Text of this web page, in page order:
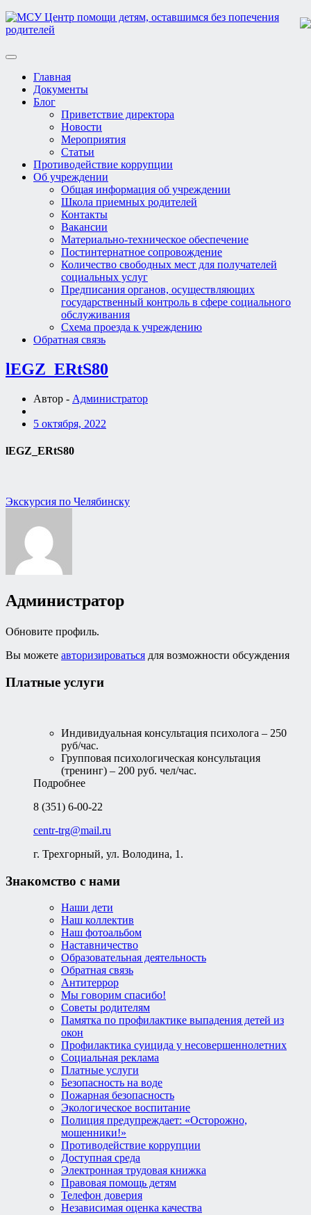
Toggle
navigationГлавная
Документы
Блог
Приветствие директора
Новости
Мероприятия
Статьи
Противодействие коррупции
Об учреждении
Общая информация об учреждении
Школа приемных родителей
Контакты
Вакансии
Материально-техническое обеспечение
Постинтернатное сопровождение
Количество свободных мест для получателей
социальных услуг
Предписания органов, осуществляющих
государственный контроль в сфере социального
обслуживания
Схема проезда к учреждению
Обратная связь
lEGZ_ERtS80
Автор - Администратор
5 октября, 2022
lEGZ_ERtS80
Навигация
записям
Экскурсия по Челябинску
Администратор
Обновите профиль.
Вы можете авторизироваться для возможности обсуждения
Платные услуги
Индивидуальная консультация психолога – 250
руб/час.
Групповая психологическая консультация
(тренинг) – 200 руб. чел/час.
Подробнее
8 (351) 6-00-22
centr-trg@mail.ru
г. Трехгорный, ул. Володина, 1.
Знакомство с нами
Наши дети
Наш коллектив
Наш фотоальбом
Наставничество
Образовательная деятельность
Обратная связь
Антитеррор
Мы говорим спасибо!
Советы родителям
Памятка по профилактике выпадения детей из
окон
Профилактика суицида у несовершеннолетних
Социальная реклама
Платные услуги
Безопасность на воде
Пожарная безопасность
Экологическое воспитание
Полиция предупреждает: «Осторожно,
мошенники!»
Противодействие коррупции
Доступная среда
Электронная трудовая книжка
Правовая помощь детям
Телефон доверия
Независимая оценка качества